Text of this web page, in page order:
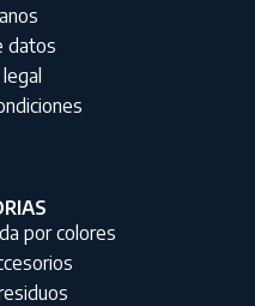
datos
por colores